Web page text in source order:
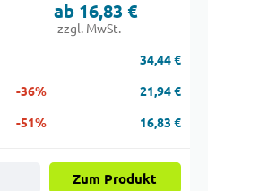
ab 16,83 €
zzgl. MwSt.
34,44 €
-36% 21,94 €
-51% 16,83 €
Zum Produkt